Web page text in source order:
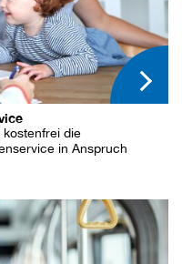
die
in Anspruch